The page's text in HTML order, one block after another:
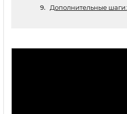
Дополнительные шаги: